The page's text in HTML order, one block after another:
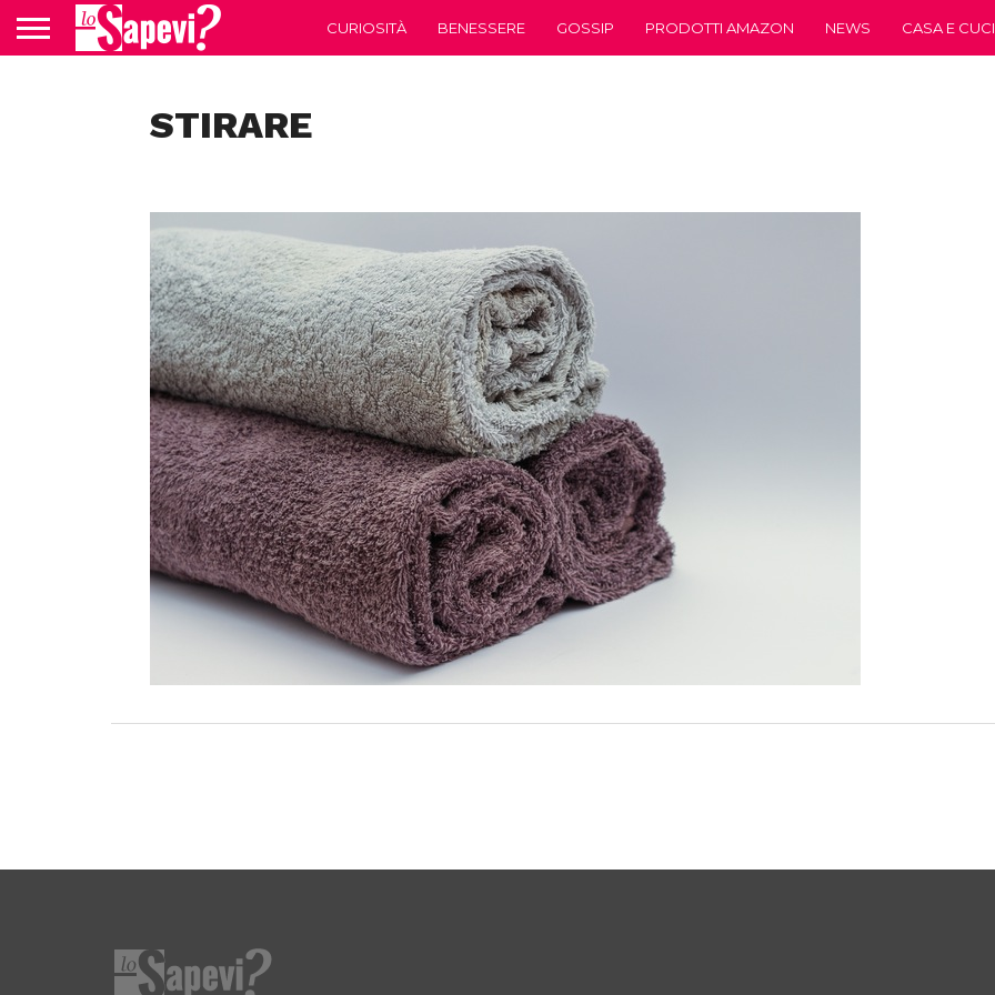
CURIOSITÀ BENESSERE GOSSIP PRODOTTI AMAZON NEWS CASA E
STIRARE